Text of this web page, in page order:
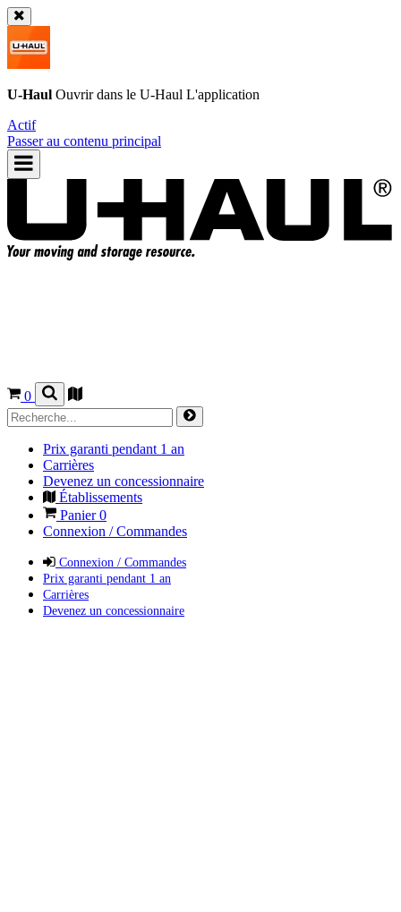
U-Haul Ouvrir dans le U-Haul L'application
Actif
Passer au contenu principal
0
Prix garanti pendant 1 an
Carrières
Devenez un concessionnaire
Établissements
Panier0
Connexion / Commandes
Connexion / Commandes
Prix garanti pendant 1 an
Carrières
Devenez un concessionnaire